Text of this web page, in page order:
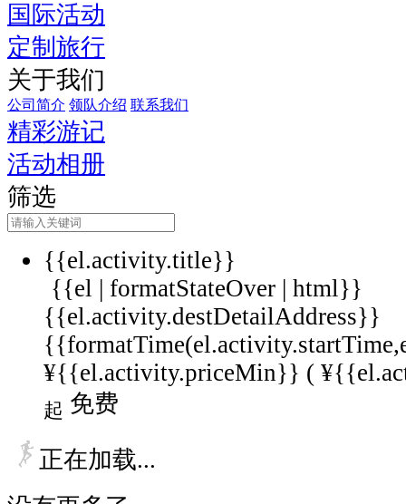
国际活动
定制旅行
关于我们
公司简介 领队介绍 联系我们
精彩游记
活动相册
筛选
{{el.activity.title}}
{{el | formatStateOver | html}}
{{el.activity.destDetailAddress}}
¥{{el.activity.priceMin}} (
起 免费
正在加载...